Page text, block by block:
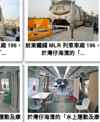
196，
...
前東鐵綫 MLR 列車車廂 196，
於灣仔海濱的「...
動及康
於灣仔海濱的「水上運動及康